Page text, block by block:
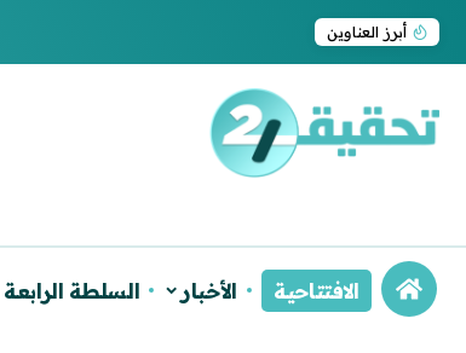
أبرز العناوين
الافتتاحية الأخبار السلطة الرابعة